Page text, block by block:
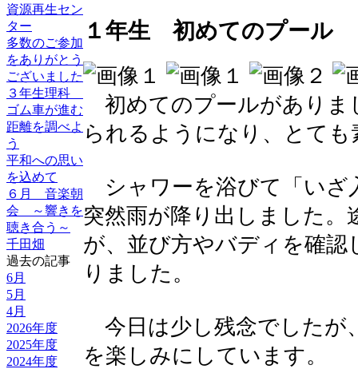
資源再生セン
ター
多数のご参加
をありがとう
ございました
３年生理科
ゴム車が進む
距離を調べよ
う
平和への思い
を込めて
６月 音楽朝
会 ～響きを
聴き合う～
千田畑
過去の記事
6月
5月
4月
2026年度
2025年度
2024年度
１年生 初めてのプール
初めてのプールがありま
られるようになり、とて
シャワーを浴びて「いざ
突然雨が降り出しました。
が、並び方やバディを確
りました。
今日は少し残念でしたが
を楽しみにしています。